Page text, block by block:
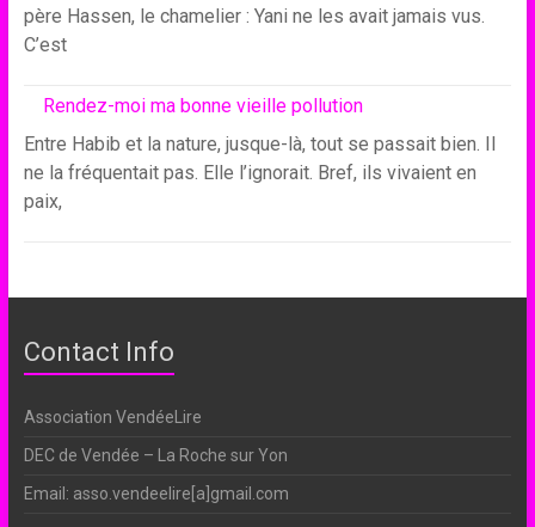
père Hassen, le chamelier : Yani ne les avait jamais vus.
C’est
Rendez-moi ma bonne vieille pollution
Entre Habib et la nature, jusque-là, tout se passait bien. Il
ne la fréquentait pas. Elle l’ignorait. Bref, ils vivaient en
paix,
Contact Info
Association VendéeLire
DEC de Vendée – La Roche sur Yon
Email: asso.vendeelire[a]gmail.com